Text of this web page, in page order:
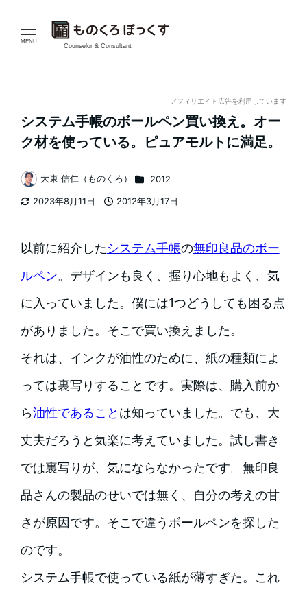
MENU
Counselor & Consultant
アフィリエイト広告を利用しています
システム手帳のボールペン買い換え。オー
ク材を使っている。ピュアモルトに満足。
2023年8月11日
2012年3月17日
著
者
大東 信仁（ものくろ） カテゴリー
2012
以前に紹介したシステム手帳の無印良品のボー
ルペン。デザインも良く、握り心地もよく、気
に入っていました。僕には1つどうしても困る点
がありました。そこで買い換えました。
それは、インクが油性のために、紙の種類によ
っては裏写りすることです。実際は、購入前か
ら油性であること は知っていました。でも、大
丈夫だろうと気楽に考えていました。試し書き
では裏写りが、気にならなかったです。無印良
品さんの製品のせいでは無く、自分の考えの甘
さが原因です。そこで違うボールペンを探した
のです。
システム手帳で使っている紙が薄すぎた。これ